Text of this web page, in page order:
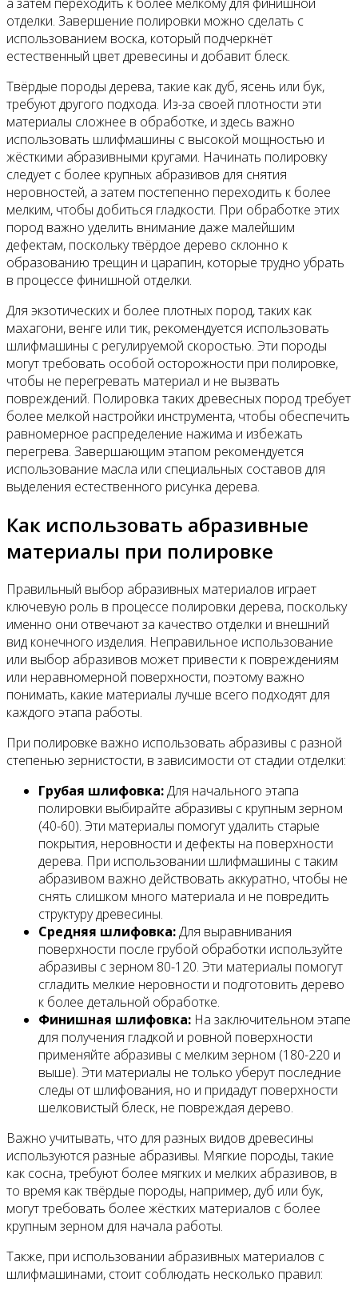
отделки. Завершение полировки можно сделать с
использованием воска, который подчеркнёт
естественный цвет древесины и добавит блеск.
Твёрдые породы дерева, такие как дуб, ясень или бук,
требуют другого подхода. Из-за своей плотности эти
материалы сложнее в обработке, и здесь важно
использовать шлифмашины с высокой мощностью и
жёсткими абразивными кругами. Начинать полировку
следует с более крупных абразивов для снятия
неровностей, а затем постепенно переходить к более
мелким, чтобы добиться гладкости. При обработке этих
пород важно уделить внимание даже малейшим
дефектам, поскольку твёрдое дерево склонно к
образованию трещин и царапин, которые трудно убрать
в процессе финишной отделки.
Для экзотических и более плотных пород, таких как
махагони, венге или тик, рекомендуется использовать
шлифмашины с регулируемой скоростью. Эти породы
могут требовать особой осторожности при полировке,
чтобы не перегревать материал и не вызвать
повреждений. Полировка таких древесных пород требует
более мелкой настройки инструмента, чтобы обеспечить
равномерное распределение нажима и избежать
перегрева. Завершающим этапом рекомендуется
использование масла или специальных составов для
выделения естественного рисунка дерева.
Как использовать абразивные
материалы при полировке
Правильный выбор абразивных материалов играет
ключевую роль в процессе полировки дерева, поскольку
именно они отвечают за качество отделки и внешний
вид конечного изделия. Неправильное использование
или выбор абразивов может привести к повреждениям
или неравномерной поверхности, поэтому важно
понимать, какие материалы лучше всего подходят для
каждого этапа работы.
При полировке важно использовать абразивы с разной
степенью зернистости, в зависимости от стадии отделки:
Грубая шлифовка:Для начального этапа
полировки выбирайте абразивы с крупным зерном
(40-60). Эти материалы помогут удалить старые
покрытия, неровности и дефекты на поверхности
дерева. При использовании шлифмашины с таким
абразивом важно действовать аккуратно, чтобы не
снять слишком много материала и не повредить
структуру древесины.
Средняя шлифовка:Для выравнивания
поверхности после грубой обработки используйте
абразивы с зерном 80-120. Эти материалы помогут
сгладить мелкие неровности и подготовить дерево
к более детальной обработке.
Финишная шлифовка: На заключительном этапе
для получения гладкой и ровной поверхности
применяйте абразивы с мелким зерном (180-220 и
выше). Эти материалы не только уберут последние
следы от шлифования, но и придадут поверхности
шелковистый блеск, не повреждая дерево.
Важно учитывать, что для разных видов древесины
используются разные абразивы. Мягкие породы, такие
как сосна, требуют более мягких и мелких абразивов, в
то время как твёрдые породы, например, дуб или бук,
могут требовать более жёстких материалов с более
крупным зерном для начала работы.
Также, при использовании абразивных материалов с
шлифмашинами, стоит соблюдать несколько правил: